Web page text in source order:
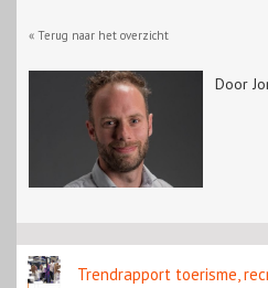
« Terug naar het overzicht
Door
Trendrapport toerisme,